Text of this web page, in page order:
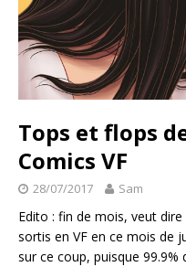
Tops et flops
Comics VF
28/07/2017 Sam
Edito : fin de mois, veut
sortis en VF en ce mois de
sur ce coup, puisque